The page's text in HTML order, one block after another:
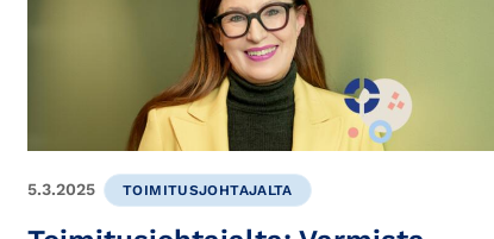
5.3.2025 TOIMITUSJOHTAJALTA